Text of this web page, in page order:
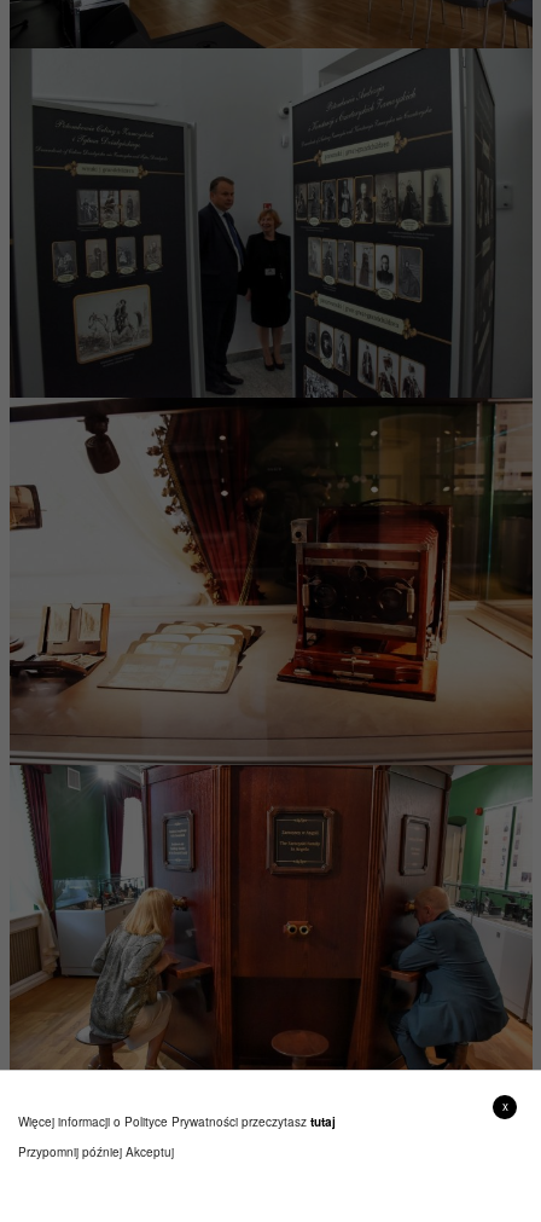
x
Więcej informacji o Polityce Prywatności przeczytasz tutaj
Przypomnij później Akceptuj